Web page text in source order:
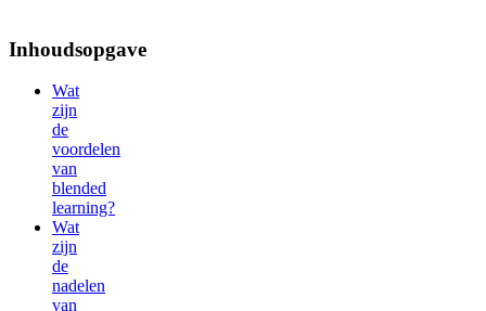
Inhoudsopgave
Wat
zijn
de
voordelen
van
blended
learning?
Wat
zijn
de
nadelen
van